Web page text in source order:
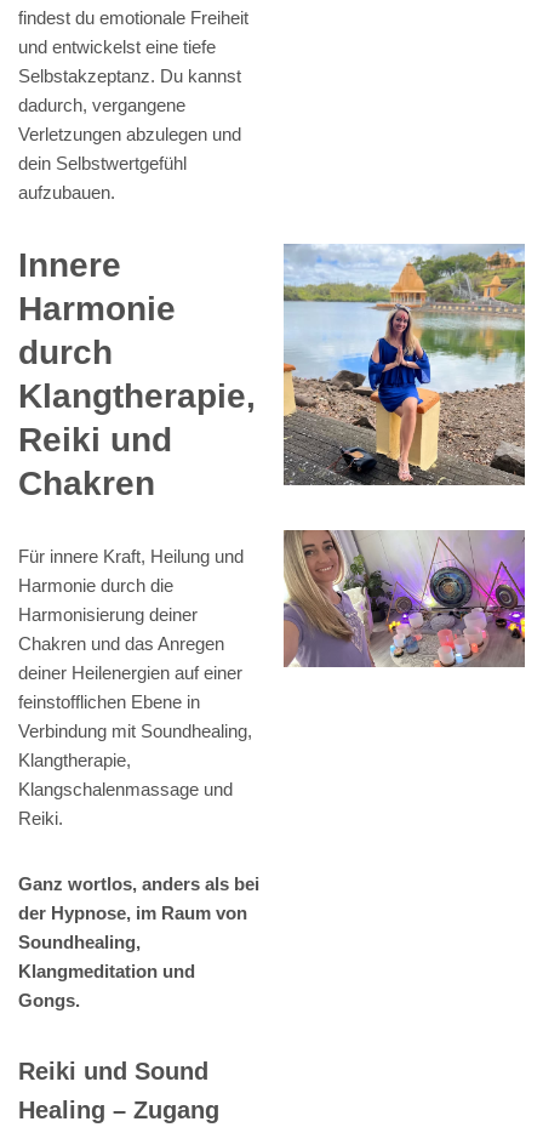
findest du emotionale Freiheit
und entwickelst eine tiefe
Selbstakzeptanz. Du kannst
dadurch, vergangene
Verletzungen abzulegen und
dein Selbstwertgefühl
aufzubauen.
Innere
Harmonie
durch
Klangtherapie,
Reiki und
Chakren
Für innere Kraft, Heilung und
Harmonie durch die
Harmonisierung deiner
Chakren und das Anregen
deiner Heilenergien auf einer
feinstofflichen Ebene in
Verbindung mit Soundhealing,
Klangtherapie,
Klangschalenmassage und
Reiki.
Ganz wortlos, anders als bei
der Hypnose, im Raum von
Soundhealing,
Klangmeditation und
Gongs.
Reiki und Sound
Healing – Zugang